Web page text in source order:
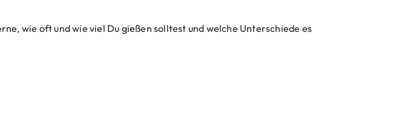
wie oft und wie viel Du gießen solltest und welche Unterschiede es